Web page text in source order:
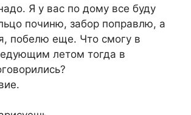
Я у вас по дому все буду
починю, забор поправлю, а
побелю еще. Что смогу в
летом тогда в